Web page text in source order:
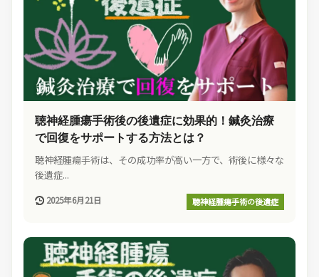
聴神経腫瘍手術後の後遺症に効果的！鍼灸治療
で回復をサポートする方法とは？
聴神経腫瘍手術は、その成功率が高い一方で、術後に様々な
後遺症...
2025年6月21日 聴神経腫瘍手術の後遺症